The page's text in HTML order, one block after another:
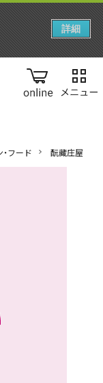
online
・フード 酛藏庄屋
詳細